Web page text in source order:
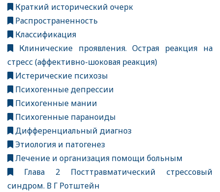
Краткий исторический очерк
Распространенность
Классификация
Клинические проявления. Острая реакция на
стресс (аффективно-шоковая реакция)
Истерические психозы
Психогенные депрессии
Психогенные мании
Психогенные параноиды
Дифференциальный диагноз
Этиология и патогенез
Лечение и организация помощи больным
Глава 2 Посттравматический стрессовый
синдром. В Г Ротштейн